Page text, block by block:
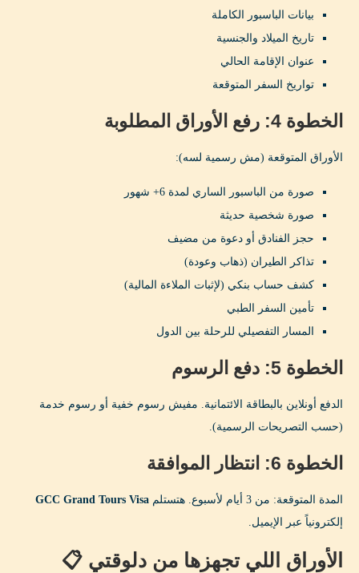
بيانات الباسبور الكاملة
تاريخ الميلاد والجنسية
عنوان الإقامة الحالي
تواريخ السفر المتوقعة
الخطوة 4: رفع الأوراق المطلوبة
الأوراق المتوقعة (مش رسمية لسه):
صورة من الباسبور الساري لمدة 6+ شهور
صورة شخصية حديثة
حجز الفنادق أو دعوة من مضيف
تذاكر الطيران (ذهاب وعودة)
كشف حساب بنكي (لإثبات الملاءة المالية)
تأمين السفر الطبي
المسار التفصيلي للرحلة بين الدول
الخطوة 5: دفع الرسوم
الدفع أونلاين بالبطاقة الائتمانية. مفيش رسوم خفية أو رسوم خدمة
(حسب التصريحات الرسمية).
الخطوة 6: انتظار الموافقة
المدة المتوقعة: من 3 أيام لأسبوع. هتستلم
GCC Grand Tours Visa
إلكترونياً عبر الإيميل.
الأوراق اللي تجهزها من دلوقتي 📋